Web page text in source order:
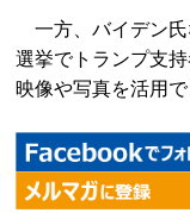
一方、バイデン氏
選挙でトランプ支
映像や写真を活用